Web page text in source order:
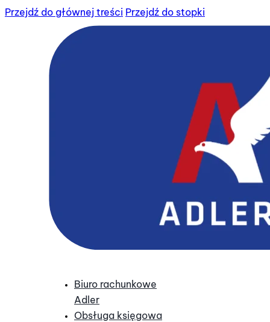
Przejdź do głównej treści Przejdź do stopki
Biuro rachunkowe
Adler
Obsługa księgowa